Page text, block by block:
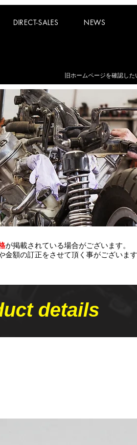
DIRECT-SALES NEWS
旧ホームページを確認した
が掲載されている場合がございます。
額の​訂正をさせて頂く事がございます
details